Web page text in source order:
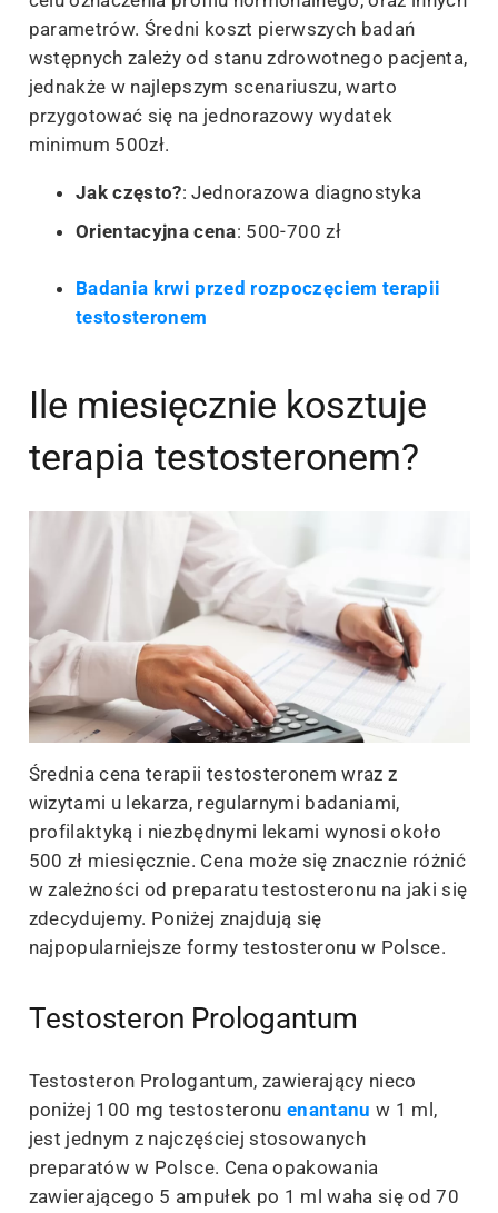
parametrów. Średni koszt pierwszych badań
wstępnych zależy od stanu zdrowotnego pacjenta,
jednakże w najlepszym scenariuszu, warto
przygotować się na jednorazowy wydatek
minimum 500zł.
Jak często?: Jednorazowa diagnostyka
Orientacyjna cena: 500-700 zł
Badania krwi przed rozpoczęciem terapii
testosteronem
Ile miesięcznie kosztuje
terapia testosteronem?
Średnia cena terapii testosteronem wraz z
wizytami u lekarza, regularnymi badaniami,
profilaktyką i niezbędnymi lekami wynosi około
500 zł miesięcznie. Cena może się znacznie różnić
w zależności od preparatu testosteronu na jaki się
zdecydujemy. Poniżej znajdują się
najpopularniejsze formy testosteronu w Polsce.
Testosteron Prologantum
Testosteron Prologantum, zawierający nieco
poniżej 100 mg testosteronuenantanu w 1 ml,
jest jednym z najczęściej stosowanych
preparatów w Polsce. Cena opakowania
zawierającego 5 ampułek po 1 ml waha się od 70